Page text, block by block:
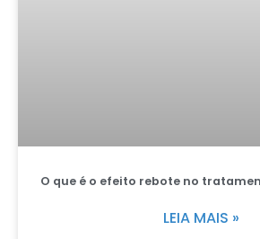
O que é o efeito rebote no
LEIA MAIS »